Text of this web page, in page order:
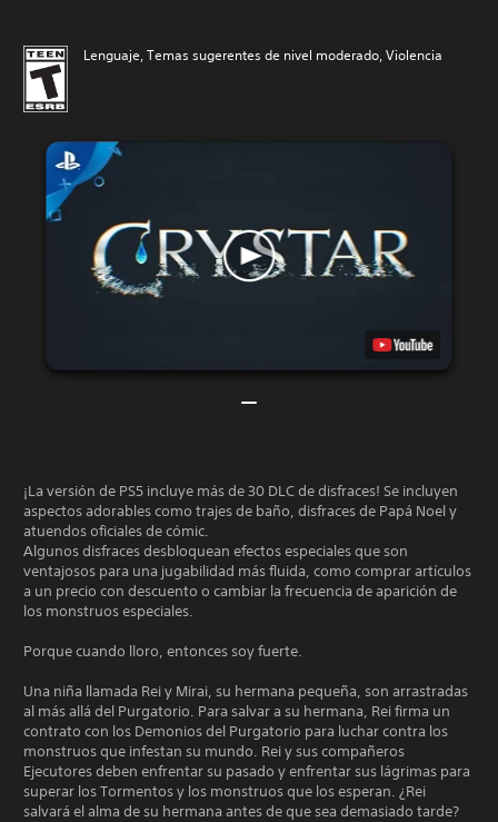
Lenguaje, Temas sugerentes de nivel moderado, Violencia
¡La versión de PS5 incluye más de 30 DLC de disfraces! Se incluyen
aspectos adorables como trajes de baño, disfraces de Papá Noel y
atuendos oficiales de cómic.
Algunos disfraces desbloquean efectos especiales que son
ventajosos para una jugabilidad más fluida, como comprar artículos
a un precio con descuento o cambiar la frecuencia de aparición de
los monstruos especiales.
Porque cuando lloro, entonces soy fuerte.
Una niña llamada Rei y Mirai, su hermana pequeña, son arrastradas
al más allá del Purgatorio. Para salvar a su hermana, Rei firma un
contrato con los Demonios del Purgatorio para luchar contra los
monstruos que infestan su mundo. Rei y sus compañeros
Ejecutores deben enfrentar su pasado y enfrentar sus lágrimas para
superar los Tormentos y los monstruos que los esperan. ¿Rei
salvará el alma de su hermana antes de que sea demasiado tarde?